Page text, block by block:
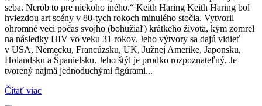
seba. Nerob to pre niekoho iného.“ Keith Haring Keith Haring bol
hviezdou art scény v 80-tych rokoch minulého stočia. Vytvoril
ohromné veci počas svojho (bohužiaľ) krátkeho života, kým zomrel
na následky HIV vo veku 31 rokov. Jeho výtvory sa dajú vidieť
v USA, Nemecku, Francúzsku, UK, Južnej Amerike, Japonsku,
Holandsku a Španielsku. Jeho štýl je prudko rozpoznateľný. Je
tvorený najmä jednoduchými figúrami...
Čítať viac